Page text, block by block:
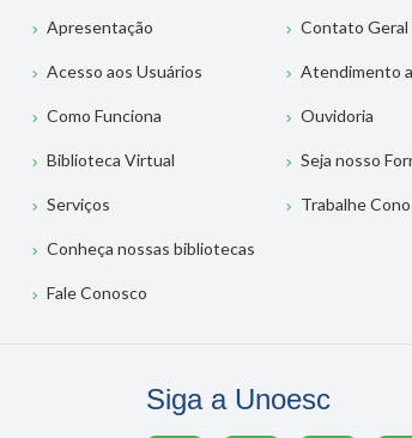
Apresentação
Acesso aos Usuários
Como Funciona
Biblioteca Virtual
Serviços
Conheça nossas bibliotecas
Fale Conosco
Contato Geral
Atendimento
Ouvidoria
Seja nosso
Trabalhe
Siga a Unoesc